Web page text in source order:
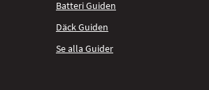
Batteri Guiden
Däck Guiden
Se alla Guider